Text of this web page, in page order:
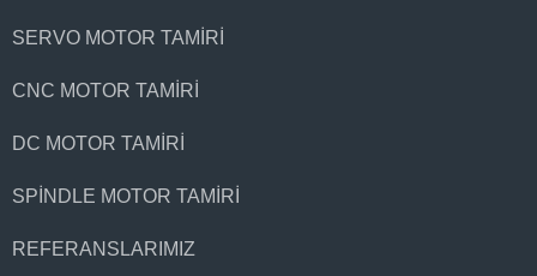
SERVO MOTOR TAMIRI
CNC MOTOR TAMIRI
DC MOTOR TAMIRI
SPINDLE MOTOR TAMIRI
REFERANSLARIMIZ